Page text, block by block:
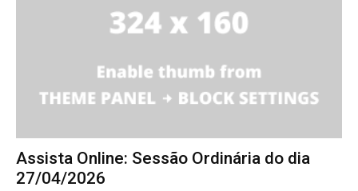
Assista Online: Sessão Ordinária do dia
27/04/2026